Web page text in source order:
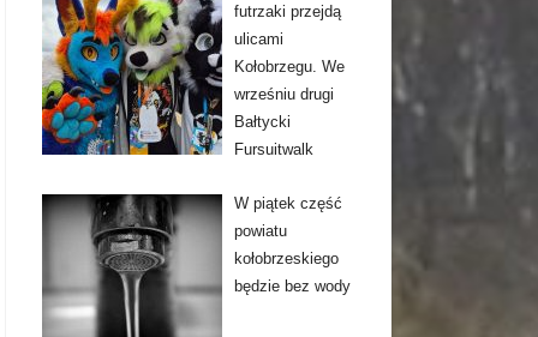
futrzaki przejdą
ulicami
Kołobrzegu. We
wrześniu drugi
Bałtycki
Fursuitwalk
W piątek część
powiatu
kołobrzeskiego
będzie bez wody